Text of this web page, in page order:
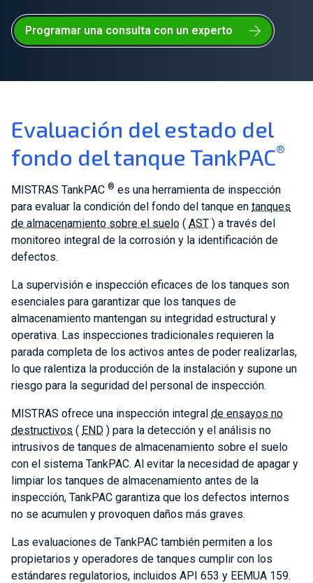
Sobre nosotros
ES
Global
Programar una consulta con un experto
Evaluación del estado del
fondo del tanque TankPAC®
MISTRAS TankPAC ® es una herramienta de inspección
para evaluar la condición del fondo del tanque en tanques
de almacenamiento sobre el suelo ( AST ) a través del
monitoreo integral de la corrosión y la identificación de
defectos.
La supervisión e inspección eficaces de los tanques son
esenciales para garantizar que los tanques de
almacenamiento mantengan su integridad estructural y
operativa. Las inspecciones tradicionales requieren la
parada completa de los activos antes de poder realizarlas,
lo que ralentiza la producción de la instalación y supone un
riesgo para la seguridad del personal de inspección.
MISTRAS ofrece una inspección integral de ensayos no
destructivos ( END ) para la detección y el análisis no
intrusivos de tanques de almacenamiento sobre el suelo
con el sistema TankPAC. Al evitar la necesidad de apagar y
limpiar los tanques de almacenamiento antes de la
inspección, TankPAC garantiza que los defectos internos
no se acumulen y provoquen daños más graves.
Las evaluaciones de TankPAC también permiten a los
propietarios y operadores de tanques cumplir con los
estándares regulatorios, incluidos API 653 y EEMUA 159.